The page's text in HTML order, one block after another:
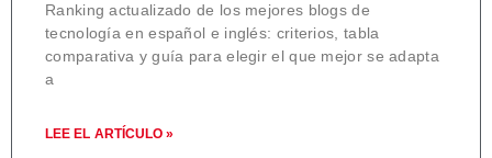
Ranking actualizado de los mejores blogs de
tecnología en español e inglés: criterios, tabla
comparativa y guía para elegir el que mejor se adapta
a
LEE EL ARTÍCULO »